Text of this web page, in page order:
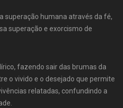
superação humana através da fé,
superação e exorcismo de
fazendo sair das brumas da
o vivido e o desejado que permite
relatadas, confundindo a